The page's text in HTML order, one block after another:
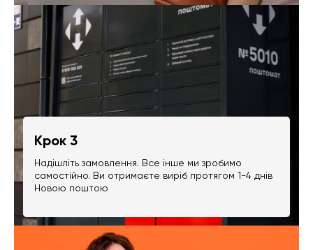
Крок 3
Надішліть замовлення. Все інше ми зробимо
самостійно. Ви отримаєте виріб протягом 1-4 днів
Новою поштою